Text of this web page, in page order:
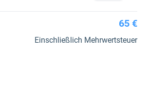
65 €
Einschließlich Mehrwertsteuer